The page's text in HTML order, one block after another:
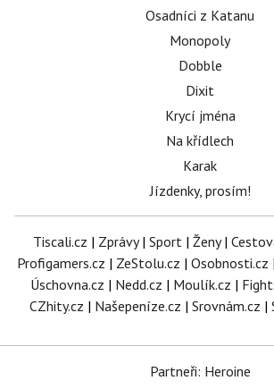
Osadníci z Katanu
Monopoly
Dobble
Dixit
Krycí jména
Na křídlech
Karak
Jízdenky, prosím!
Tiscali.cz | Zprávy| Sport | Ženy|
Profigamers.cz | ZeStolu.cz | Osobnosti.cz |
Úschovna.cz | Nedd.cz | Moulík.cz |
CZhity.cz | Našepeníze.cz | Srovnám.cz |
Partneři: Heroine